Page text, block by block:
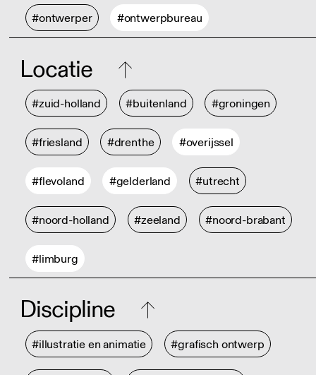
#ontwerper #ontwerpbureau
Locatie
#zuid-holland #buitenland #groningen
#friesland #drenthe #overijssel
#flevoland #gelderland #utrecht
#noord-holland #zeeland #noord-brabant
#limburg
Discipline
#illustratie en animatie #grafisch ontwerp